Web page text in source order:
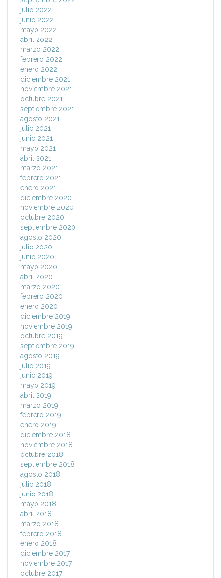
julio 2022
junio 2022
mayo 2022
abril 2022
marzo 2022
febrero 2022
enero 2022
diciembre 2021
noviembre 2021
octubre 2021
septiembre 2021
agosto 2021
julio 2021
junio 2021
mayo 2021
abril 2021
marzo 2021
febrero 2021
enero 2021
diciembre 2020
noviembre 2020
octubre 2020
septiembre 2020
agosto 2020
julio 2020
junio 2020
mayo 2020
abril 2020
marzo 2020
febrero 2020
enero 2020
diciembre 2019
noviembre 2019
octubre 2019
septiembre 2019
agosto 2019
julio 2019
junio 2019
mayo 2019
abril 2019
marzo 2019
febrero 2019
enero 2019
diciembre 2018
noviembre 2018
octubre 2018
septiembre 2018
agosto 2018
julio 2018
junio 2018
mayo 2018
abril 2018
marzo 2018
febrero 2018
enero 2018
diciembre 2017
noviembre 2017
octubre 2017